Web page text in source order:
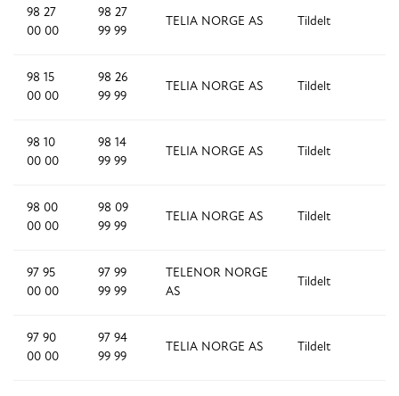
98 27
00 00
98 27
99 99
TELIA NORGE AS Tildelt
98 15
00 00
98 26
99 99
TELIA NORGE AS Tildelt
98 10
00 00
98 14
99 99
TELIA NORGE AS Tildelt
98 00
00 00
98 09
99 99
TELIA NORGE AS Tildelt
97 95
00 00
97 99
99 99
TELENOR NORGE
AS
Tildelt
97 90
00 00
97 94
99 99
TELIA NORGE AS Tildelt